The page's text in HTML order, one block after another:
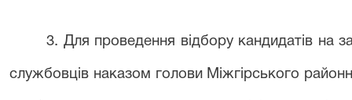
3. Для проведення відбору кандидатів на
службовців наказом голови Міжгірського